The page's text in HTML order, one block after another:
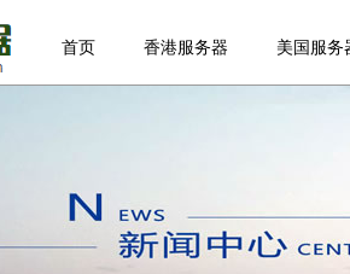
首页 香港服务器 美国服务